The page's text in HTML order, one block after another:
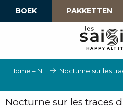
BOEK PAKKETTEN
HAPPY ALTI T
Home – NL Nocturne sur les
Nocturne sur les traces